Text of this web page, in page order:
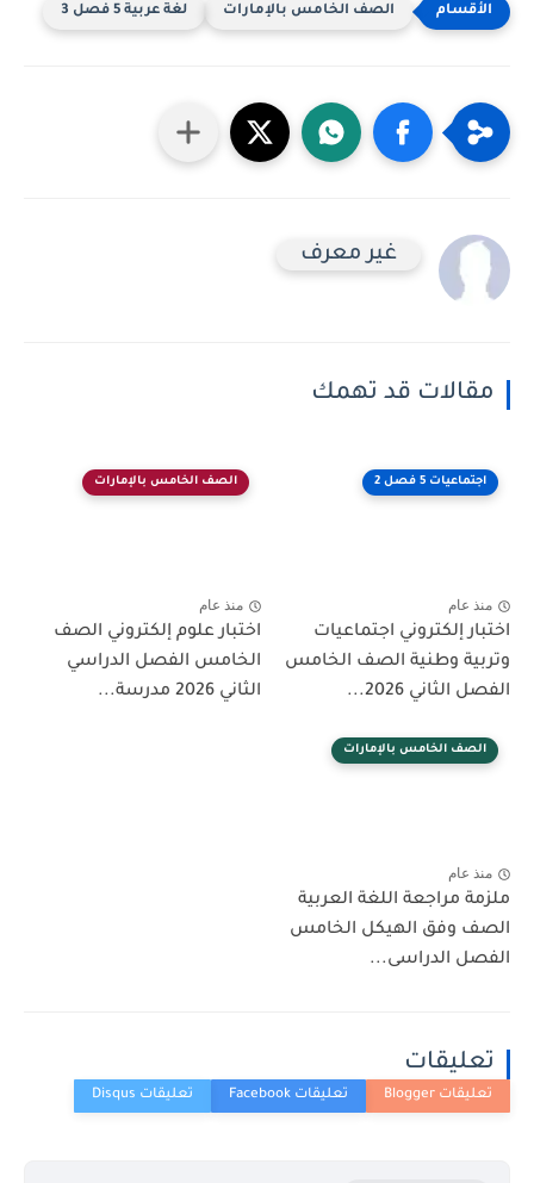
الصف الخامس بالإمارات لغة عربية 5 فصل 3
غير معرف
مقالات قد تهمك
اجتماعيات 5 فصل 2
منذ عام
اختبار إلكتروني اجتماعيات
وتربية وطنية الصف الخامس
الفصل الثاني 2026...
الصف الخامس بالإمارات
منذ عام
اختبار علوم إلكتروني الصف
الخامس الفصل الدراسي
الثاني 2026 مدرسة...
الصف الخامس بالإمارات
منذ عام
ملزمة مراجعة اللغة العربية
الصف وفق الهيكل الخامس
الفصل الدراسى...
تعليقات